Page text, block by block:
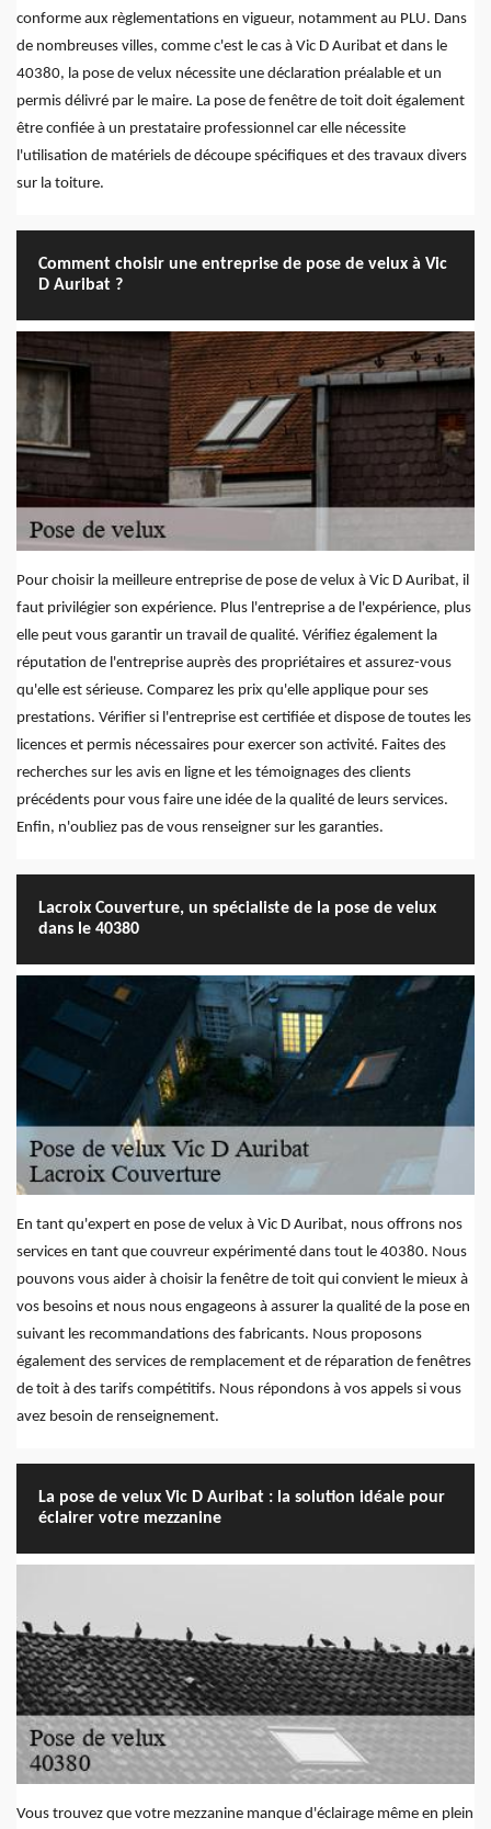
conforme aux règlementations en vigueur, notamment au PLU. Dans
de nombreuses villes, comme c'est le cas à Vic D Auribat et dans le
40380, la pose de velux nécessite une déclaration préalable et un
permis délivré par le maire. La pose de fenêtre de toit doit également
être confiée à un prestataire professionnel car elle nécessite
l'utilisation de matériels de découpe spécifiques et des travaux divers
sur la toiture.
Comment choisir une entreprise de pose de velux à Vic
D Auribat ?
Pour choisir la meilleure entreprise de pose de velux à Vic D Auribat, il
faut privilégier son expérience. Plus l'entreprise a de l'expérience, plus
elle peut vous garantir un travail de qualité. Vérifiez également la
réputation de l'entreprise auprès des propriétaires et assurez-vous
qu'elle est sérieuse. Comparez les prix qu'elle applique pour ses
prestations. Vérifier si l'entreprise est certifiée et dispose de toutes les
licences et permis nécessaires pour exercer son activité. Faites des
recherches sur les avis en ligne et les témoignages des clients
précédents pour vous faire une idée de la qualité de leurs services.
Enfin, n'oubliez pas de vous renseigner sur les garanties.
Lacroix Couverture, un spécialiste de la pose de velux
dans le 40380
En tant qu'expert en pose de velux à Vic D Auribat, nous offrons nos
services en tant que couvreur expérimenté dans tout le 40380. Nous
pouvons vous aider à choisir la fenêtre de toit qui convient le mieux à
vos besoins et nous nous engageons à assurer la qualité de la pose en
suivant les recommandations des fabricants. Nous proposons
également des services de remplacement et de réparation de fenêtres
de toit à des tarifs compétitifs. Nous répondons à vos appels si vous
avez besoin de renseignement.
La pose de velux Vic D Auribat : la solution idéale pour
éclairer votre mezzanine
Vous trouvez que votre mezzanine manque d'éclairage même en plein